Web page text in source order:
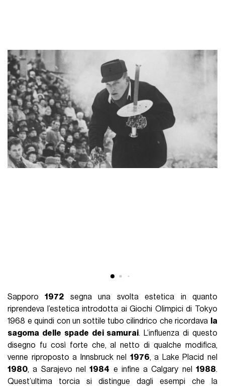
Sapporo1972 segna una svolta estetica in quanto
riprendeva l’estetica introdotta ai Giochi Olimpici di Tokyo
1968 e quindi con un sottile tubo cilindrico che ricordava
la
sagoma delle spade dei samurai. L’influenza di questo
disegno fu così forte che, al netto di qualche modifica,
venne riproposto a Innsbruck nel 1976, a Lake Placid nel
1980, a Sarajevo nel1984 e infine a Calgary nel 1988.
Quest’ultima torcia si distingue dagli esempi che la